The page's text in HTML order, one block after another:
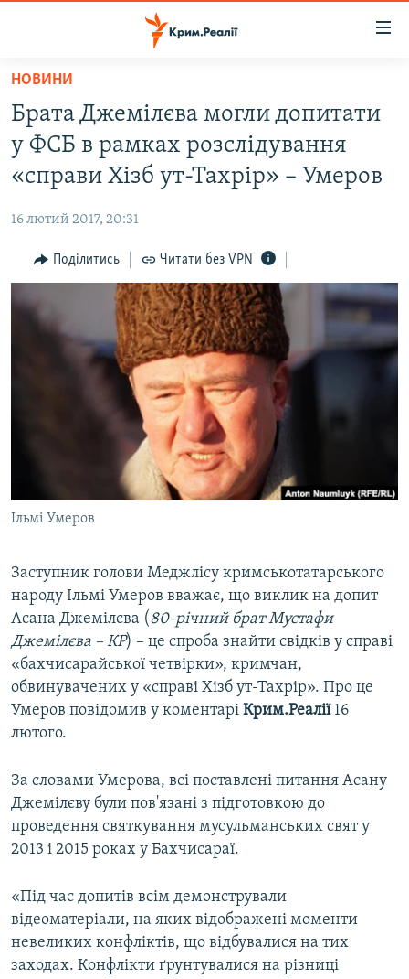
Перейти
основного
матеріалу
Перейти
до
основної
Перейти
до
пошуку
ВОДА.КРИМ
ВІДЕО ТА ФОТО
БЛОГИ
ПОГЛЯД
ВСЕ ЗА ДЕНЬ
СПЕЦПРОЕКТИ
ВІДЕОУРОКИ «ELIFBE»
СВІДЧЕННЯ ОКУПАЦІЇ
УКРАЇНСЬКА ПРОБЛЕМА КРИМУ
ІНФОГРАФІКА
ЯК ОБІЙТИ БЛОКУВАННЯ
ДОЛУЧАЙСЯ!
Усі сайти RFE/RL
НОВИНИ
Брата Джемілєва могли допитати
у ФСБ в рамках розслідування
«справи Хізб ут-Тахрір» – Умеров
16 лютий 2017, 20:31
Поділитись Читати без VPN
Ільмі Умеров
Заступник голови Меджлісу кримськотатарського
народу Ільмі Умеров вважає, що виклик на допит
Асана Джемілєва (80-річний брат Мустафи
Джемілєва – КР) – це спроба знайти свідків у справі
«бахчисарайської четвірки», кримчан,
обвинувачених у «справі Хізб ут-Тахрір». Про це
Умеров повідомив у коментарі Крим.Реалії16
лютого.
За словами Умерова, всі поставлені питання Асану
Джемілєву були пов'язані з підготовкою до
проведення святкування мусульманських свят у
2013 і 2015 роках у Бахчисараї.
«Під час допитів всім демонстрували
відеоматеріали, на яких відображені моменти
невеликих конфліктів, що відбувалися на тих
заходах. Конфлікти ґрунтувалися на різниці